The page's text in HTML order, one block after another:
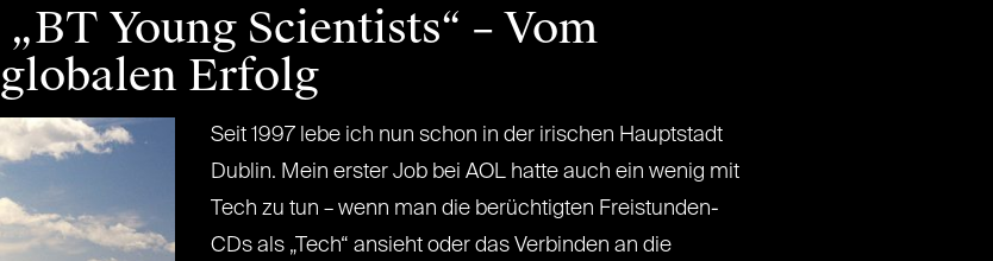
Young Scientists“ – Vom
Erfolg
Seit 1997 lebe ich nun schon in der irischen Hauptstadt
Dublin. Mein erster Job bei AOL hatte auch ein wenig mit
Tech zu tun – wenn man die berüchtigten Freistunden-
CDs als „Tech“ ansieht oder das Verbinden an die